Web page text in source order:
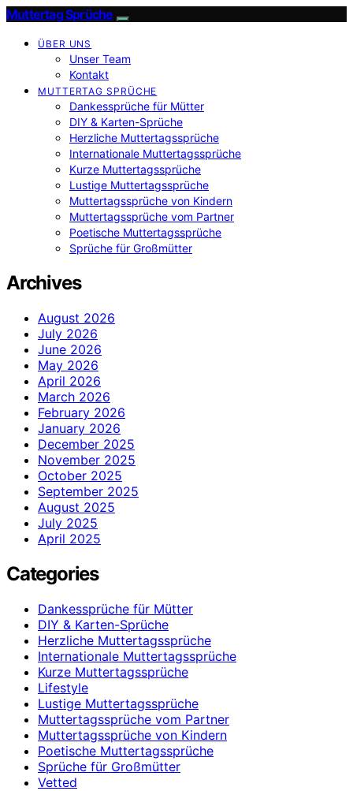
Muttertag Sprüche
ÜBER UNS
Unser Team
Kontakt
MUTTERTAG SPRÜCHE
Dankessprüche für Mütter
DIY & Karten-Sprüche
Herzliche Muttertagssprüche
Internationale Muttertagssprüche
Kurze Muttertagssprüche
Lustige Muttertagssprüche
Muttertagssprüche von Kindern
Muttertagssprüche vom Partner
Poetische Muttertagssprüche
Sprüche für Großmütter
Archives
August 2026
July 2026
June 2026
May 2026
April 2026
March 2026
February 2026
January 2026
December 2025
November 2025
October 2025
September 2025
August 2025
July 2025
April 2025
Categories
Dankessprüche für Mütter
DIY & Karten-Sprüche
Herzliche Muttertagssprüche
Internationale Muttertagssprüche
Kurze Muttertagssprüche
Lifestyle
Lustige Muttertagssprüche
Muttertagssprüche vom Partner
Muttertagssprüche von Kindern
Poetische Muttertagssprüche
Sprüche für Großmütter
Vetted